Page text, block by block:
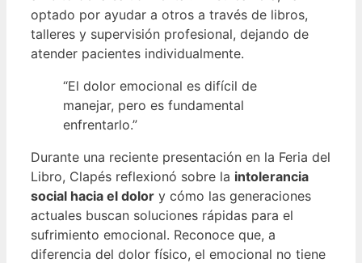
optado por ayudar a otros a través de libros,
talleres y supervisión profesional, dejando de
atender pacientes individualmente.
“El dolor emocional es difícil de
manejar, pero es fundamental
enfrentarlo.”
Durante una reciente presentación en la Feria del
Libro, Clapés reflexionó sobre la intolerancia
social hacia el dolor y cómo las generaciones
actuales buscan soluciones rápidas para el
sufrimiento emocional. Reconoce que, a
diferencia del dolor físico, el emocional no tiene